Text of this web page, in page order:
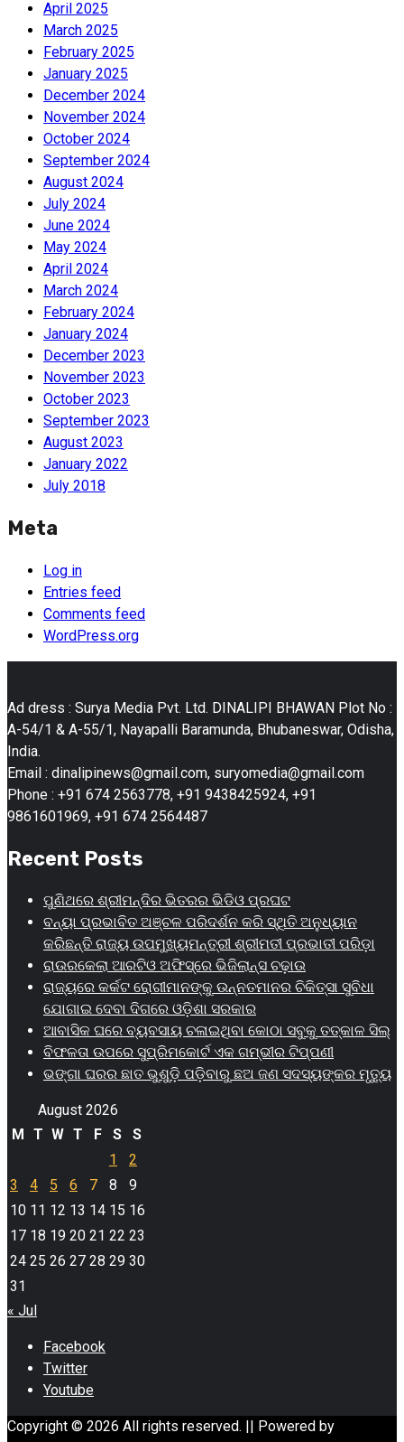
April 2025
March 2025
February 2025
January 2025
December 2024
November 2024
October 2024
September 2024
August 2024
July 2024
June 2024
May 2024
April 2024
March 2024
February 2024
January 2024
December 2023
November 2023
October 2023
September 2023
August 2023
January 2022
July 2018
Meta
Log in
Entries feed
Comments feed
WordPress.org
Ad dress : Surya Media Pvt. Ltd. DINALIPI BHAWAN Plot No :
A-54/1 & A-55/1, Nayapalli Baramunda, Bhubaneswar, Odisha,
India.
Email : dinalipinews@gmail.com, suryomedia@gmail.com
Phone : +91 674 2563778, +91 9438425924, +91
9861601969, +91 674 2564487
Recent Posts
ପୁଣିଥରେ ଶ୍ରୀମନ୍ଦିର ଭିତରର ଭିଡିଓ ପ୍ରଘଟ
ବନ୍ୟା ପ୍ରଭାବିତ ଅଞ୍ଚଳ ପରିଦର୍ଶନ କରି ସ୍ଥିତି ଅନୁଧ୍ୟାନ
କରିଛନ୍ତି ରାଜ୍ୟ ଉପମୁଖ୍ୟମନ୍ତ୍ରୀ ଶ୍ରୀମତୀ ପ୍ରଭାତୀ ପରିଡ଼ା
ରାଉରକେଲା ଆରଟିଓ ଅଫିସ୍‌ରେ ଭିଜିଲାନ୍ସ ଚଢ଼ାଉ
ରାଜ୍ୟରେ କର୍କଟ ରୋଗୀମାନଙ୍କୁ ଉନ୍ନତମାନର ଚିକିତ୍ସା ସୁବିଧା
ଯୋଗାଇ ଦେବା ଦିଗରେ ଓଡ଼ିଶା ସରକାର
ଆବାସିକ ଘରେ ବ୍ୟବସାୟ ଚଳାଇଥିବା କୋଠା ସବୁକୁ ତତ୍କାଳ ସିଲ୍‌
ବିଫଳତା ଉପରେ ସୁପ୍ରିମକୋର୍ଟ ଏକ ଗମ୍ଭୀର ଟିପ୍ପଣୀ
ଭଙ୍ଗା ଘରର ଛାତ ଭୁଶୁଡ଼ି ପଡ଼ିବାରୁ ଛଅ ଜଣ ସଦସ୍ୟଙ୍କର ମୃତ୍ୟୁ
August 2026
M T W T F S
S
1
2
3
4 5 6 7 8
9
10 11 12 13 14 15 16
17 18 19 20 21 22 23
24 25 26 27 28 29 30
31
« Jul
Facebook
Twitter
Youtube
Copyright © 2026 All rights reserved. || Powered by